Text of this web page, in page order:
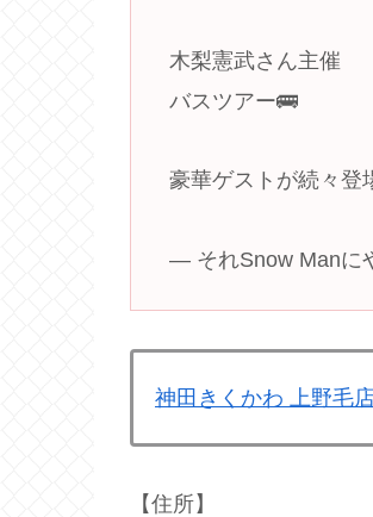
木梨憲武さん主催
バスツアー🚌
豪華ゲストが続々登
— それSnow Manに
神田きくかわ 上野毛
【住所】